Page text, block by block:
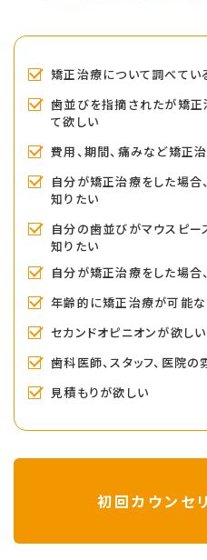
矯正治療について調べてい
歯並びを指摘されたが矯正
て欲しい
費用、期間、痛みなど矯正
自分が矯正治療をした場合
知りたい
自分の歯並びがマウスピ
知りたい
自分が矯正治療をした場合
年齢的に矯正治療が可能な
セカンドオピニオンが欲しい
歯科医師、スタッフ、医院
見積もりが欲しい
初回カウンセ